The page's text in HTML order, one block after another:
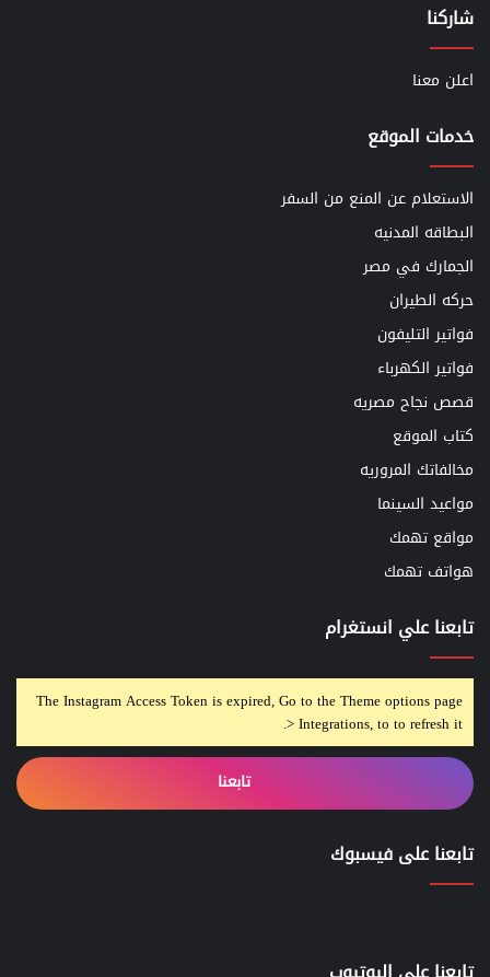
شاركنا
اعلن معنا
خدمات الموقع
الاستعلام عن المنع من السفر
البطاقه المدنيه
الجمارك في مصر
حركه الطيران
فواتير التليفون
فواتير الكهرباء
قصص نجاح مصريه
كتاب الموقع
مخالفاتك المروريه
مواعيد السينما
مواقع تهمك
هواتف تهمك
تابعنا علي انستغرام
The Instagram Access Token is expired, Go to the Theme options page
> Integrations, to to refresh it.
تابعنا
تابعنا على فيسبوك